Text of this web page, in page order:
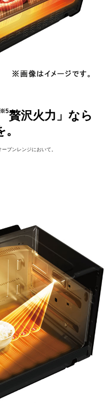
※5贅沢火力」なら
ブンレンジにおいて。